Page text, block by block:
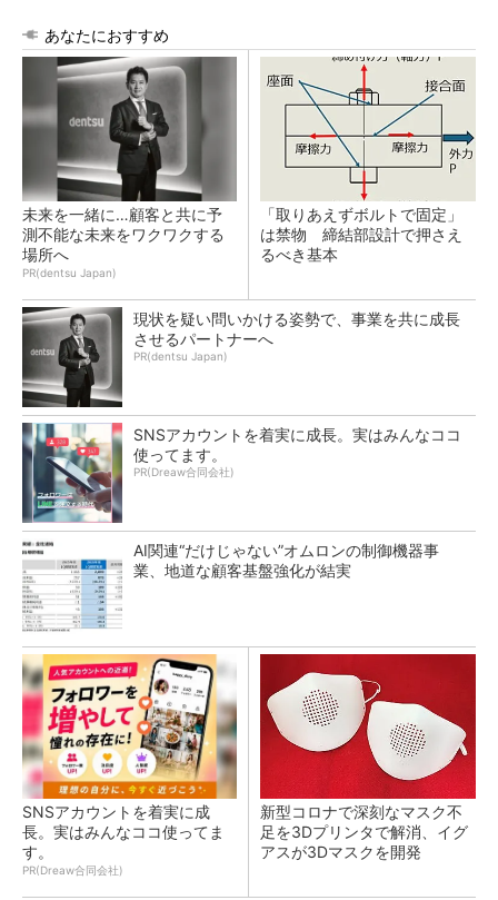
あなたにおすすめ
未来を一緒に…顧客と共に予
測不能な未来をワクワクする
場所へ
PR(dentsu Japan)
「取りあえずボルトで固定」
は禁物 締結部設計で押さえ
るべき基本
現状を疑い問いかける姿勢で、事業を共に成長
させるパートナーへ
PR(dentsu Japan)
SNSアカウントを着実に成長。実はみんなココ
使ってます。
PR(Dreaw合同会社)
AI関連“だけじゃない”オムロンの制御機器事
業、地道な顧客基盤強化が結実
SNSアカウントを着実に成
長。実はみんなココ使ってま
す。
PR(Dreaw合同会社)
新型コロナで深刻なマスク不
足を3Dプリンタで解消、イグ
アスが3Dマスクを開発